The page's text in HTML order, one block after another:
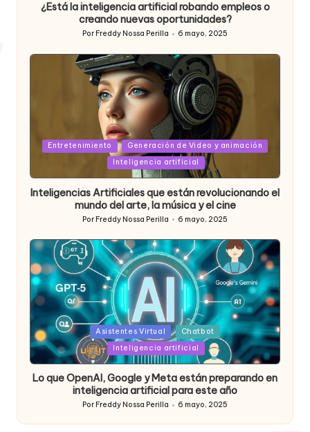
¿Está la inteligencia artificial robando empleos o
creando nuevas oportunidades?
Publicado
Por Freddy Nossa Perilla 6 mayo, 2025
Posted
Entretenimiento
Generación de Video y animación
Inteligencia artificial
Inteligencias Artificiales que están revolucionando el
mundo del arte, la música y el cine
Publicado
Por Freddy Nossa Perilla 6 mayo, 2025
Posted
in
Asistentes Virtual
Chatbot
Inteligencia artificial
Lo que OpenAI, Google y Meta están preparando en
inteligencia artificial para este año
Publicado
por
Por Freddy Nossa Perilla 6 mayo, 2025